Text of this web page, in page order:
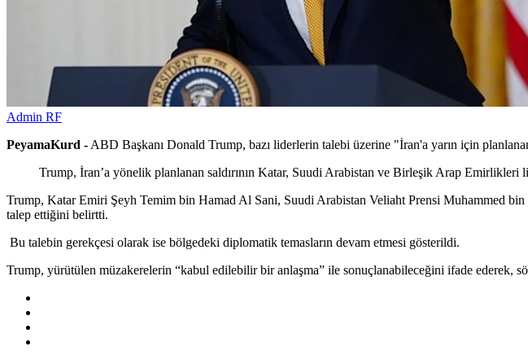
Admin RF
PeyamaKurd - ABD Başkanı Donald Trump, bazı liderlerin talebi üzerine "İran'a yarın için
Trump, İran’a yönelik planlanan saldırının Katar, Suudi Arabistan ve Birleşik Arap Emirlikleri
Trump, Katar Emiri Şeyh Temim bin Hamad Al Sani, Suudi Arabistan Veliaht Prensi Muhammed
talep ettiğini belirtti.
Bu talebin gerekçesi olarak ise bölgedeki diplomatik temasların devam etmesi gösterildi.
Trump, yürütülen müzakerelerin “kabul edilebilir bir anlaşma” ile sonuçlanabileceğini ifade ederek,